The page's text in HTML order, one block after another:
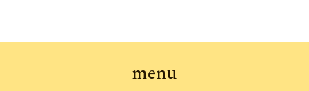
menu